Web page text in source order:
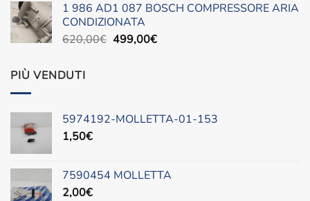
era:
490,00€.
è:
1 986 AD1 087 BOSCH COMPRESSORE ARIA
CONDIZIONATA
620,00€ Il
499,00€Il
PIÙ VENDUTI
5974192-MOLLETTA-01-153
1,50€
7590454 MOLLETTA
2,00€